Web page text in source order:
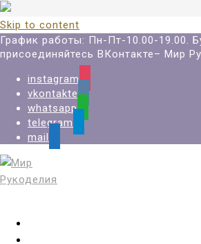
Skip to content
График работы: Пн-Пт-10.00-19.00.
присоединяйтесь ВКонтакте– Мир
instagram
vkontakte
whatsapp
telegram
mail